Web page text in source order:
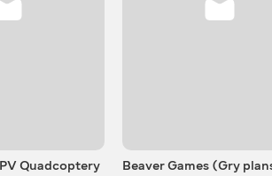
Quadcoptery Beaver Games (Gry